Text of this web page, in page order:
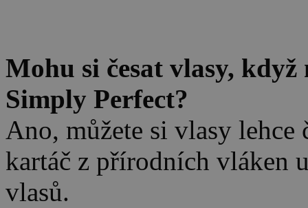
Mohu si česat vlasy,
Simply Perfect?
Ano, můžete si vlasy lehce
kartáč z přírodních vláken
vlasů.